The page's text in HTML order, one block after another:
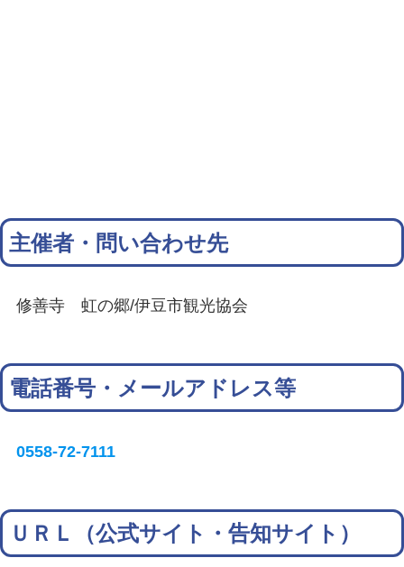
主催者・問い合わせ先
修善寺 虹の郷/伊豆市観光協会
電話番号・メールアドレス等
0558-72-7111
ＵＲＬ（公式サイト・告知サイト）